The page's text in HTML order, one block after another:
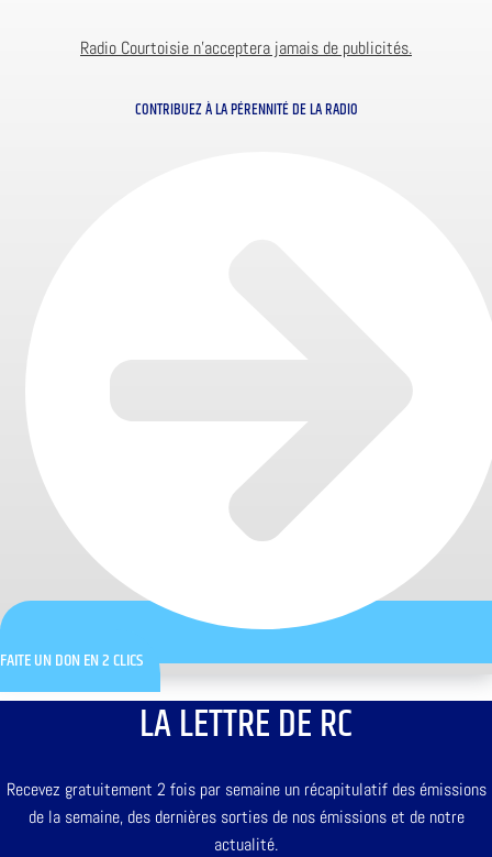
Radio Courtoisie n’acceptera jamais de publicités.
CONTRIBUEZ À LA PÉRENNITÉ DE LA RADIO
FAITE UN DON EN 2 CLICS
LA LETTRE DE RC
Recevez gratuitement 2 fois par semaine un récapitulatif des émissions
de la semaine, des dernières sorties de nos émissions et de notre
actualité.